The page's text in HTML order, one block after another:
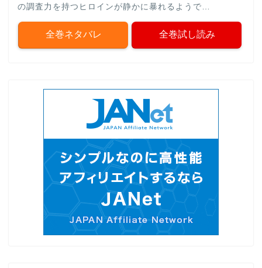
の調査力を持つヒロインが静かに暴れるようで…
全巻ネタバレ 全巻試し読み